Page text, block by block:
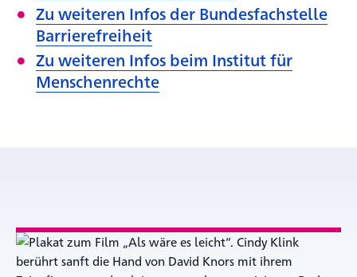
Zu weiteren Infos der Bundesfachstelle
Barrierefreiheit
Zu weiteren Infos beim Institut für
Menschenrechte